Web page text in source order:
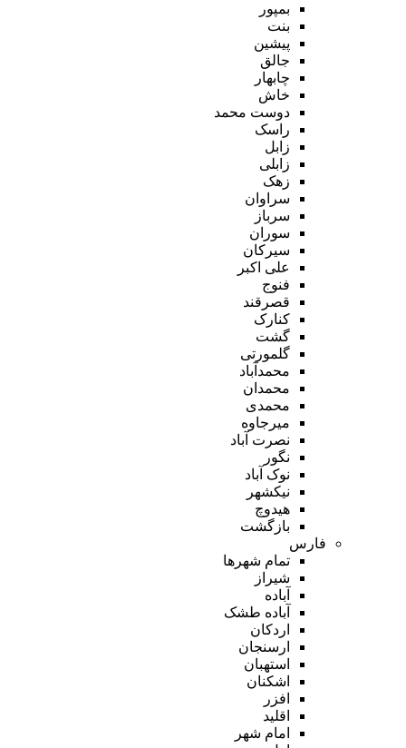
بمپور
بنت
پیشین
جالق
چابهار
خاش
دوست محمد
راسک
زابل
زابلی
زهک
سراوان
سرباز
سوران
سیرکان
علی اکبر
فنوج
قصرقند
کنارک
گشت
گلمورتی
محمدآباد
محمدان
محمدی
میرجاوه
نصرت آباد
نگور
نوک آباد
نیکشهر
هیدوچ
بازگشت
فارس
تمام شهر‌ها
شیراز
آباده
آباده طشک
اردکان
ارسنجان
استهبان
اشکنان
افزر
اقلید
امام شهر